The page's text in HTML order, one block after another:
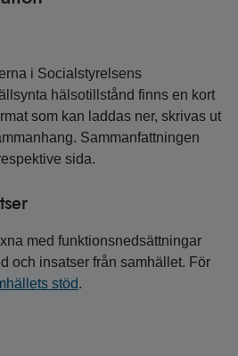
i Socialstyrelsens
hälsotillstånd finns en kort
som kan laddas ner, skrivas ut
Sammanfattningen
sida.
med funktions­ned­sättningar
och insatser från samhället. För
stöd.